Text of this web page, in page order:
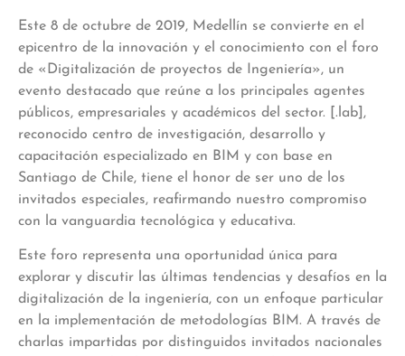
Este 8 de octubre de 2019, Medellín se convierte en el
epicentro de la innovación y el conocimiento con el foro
de «Digitalización de proyectos de Ingeniería», un
evento destacado que reúne a los principales agentes
públicos, empresariales y académicos del sector. [.lab],
reconocido centro de investigación, desarrollo y
capacitación especializado en BIM y con base en
Santiago de Chile, tiene el honor de ser uno de los
invitados especiales, reafirmando nuestro compromiso
con la vanguardia tecnológica y educativa.
Este foro representa una oportunidad única para
explorar y discutir las últimas tendencias y desafíos en la
digitalización de la ingeniería, con un enfoque particular
en la implementación de metodologías BIM. A través de
charlas impartidas por distinguidos invitados nacionales